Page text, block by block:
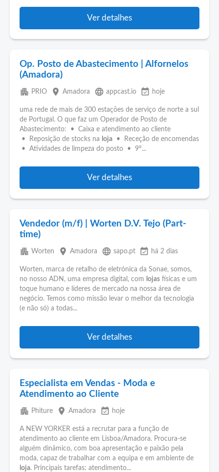
Ver detalhes
Op. Posto de Abastecimento | Alfornelos
(Amadora)
apartment PRIO place Amadora language appcast.io event_available hoje
uma rede de mais de 300 estações de serviço de norte a sul
de Portugal. O que faz um Operador de Posto de
Abastecimento: • Caixa e atendimento ao cliente
• Reposição de stocks na loja • Receção de encomendas
• Atividades de limpeza do posto • 9º...
Ver detalhes
Vendedor (m/f) | Worten D.V. Tejo (Part-
time)
apartment Worten place Amadora language sapo.pt event_available há 2 dias
Worten, marca de retalho de eletrónica da Sonae, somos,
no nosso ADN, uma empresa digital, com lojas físicas e um
toque humano e líderes de mercado na nossa área de
negócio. Temos como missão levar o melhor da tecnologia
(e não só) a todas...
Ver detalhes
Especialista em Vendas - Moda e
Atendimento ao Cliente
apartment Phiture place Amadora event_available hoje
A NEW YORKER está a recrutar para a função de
atendimento ao cliente em Lisboa/Amadora. Procura-se
alguém dinâmico, com boa apresentação e paixão pela
moda, capaz de trabalhar com a equipa e em ambiente de
loja. Principais tarefas: atendimento...